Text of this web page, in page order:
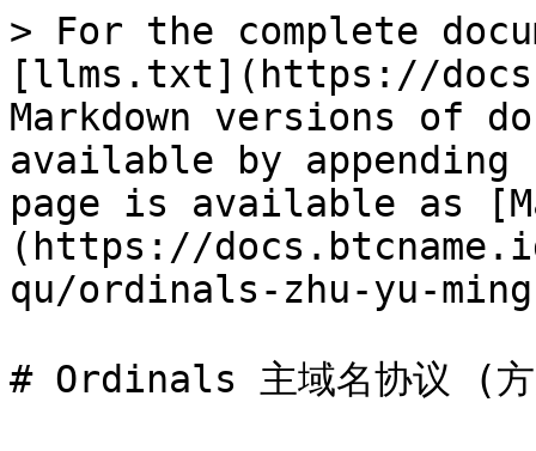
> For the complete
[llms.txt](https://
Markdown versions of
available by
page is available as
(https://
qu/ordinals-zhu-yu-
# Ordinals 主域名协议 (